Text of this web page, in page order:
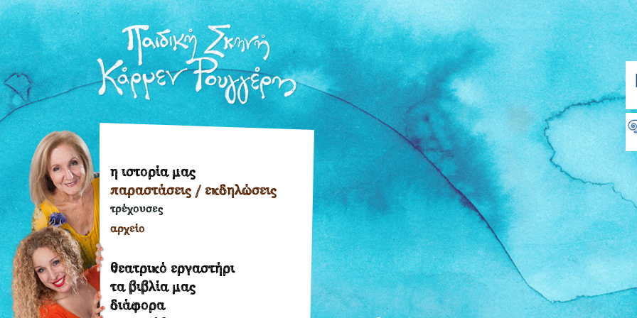
η ιστορία μας
παραστάσεις / εκδηλώσεις
τρέχουσες
αρχείο
θεατρικό εργαστήρι
τα βιβλία μας
διάφορα
η
ιστορία
μας
παραστάσεις
/
εκδηλώσεις
τρέχουσες
αρχείο